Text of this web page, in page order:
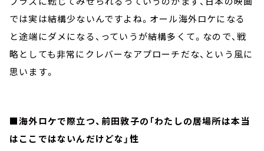
では実は結構少ないんですよね。オール海外ロケになる
と途端にダメになる、っていうが結構多くて。なので、戦
略としても非常にクレバーなアプローチだな、という風に
思います。
■海外ロケで際立つ、前田敦子の「わたしの居場所は本当
はここではないんだけどな」性